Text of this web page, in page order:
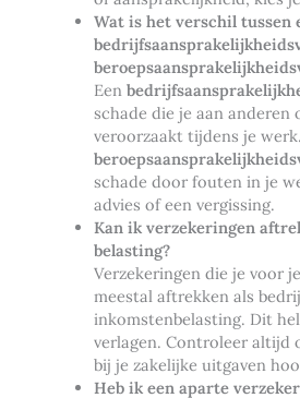
Wat is het verschil tussen
Een
schade die je aan anderen
veroorzaakt tijdens je
schade door fouten in je
advies of een vergissing.
Kan ik verzekeringen
belasting?
Verzekeringen die je voor
meestal aftrekken als
inkomstenbelasting. Dit
verlagen. Controleer altijd
bij je zakelijke uitgaven
Heb ik een aparte